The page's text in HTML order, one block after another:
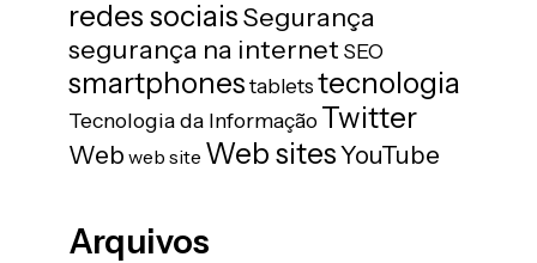
redes sociaisSegurança
segurança na internet SEO
smartphones tablets tecnologia
Tecnologia da Informação Twitter
Web web site Web sitesYouTube
Arquivos